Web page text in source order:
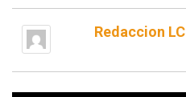
Redaccion LC